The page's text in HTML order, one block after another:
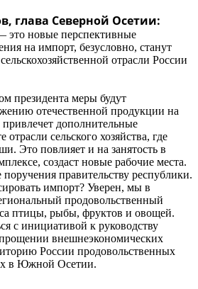
глава Северной Осетии:
новые перспективные
на импорт, безусловно, станут
отрасли России
президента меры будут
отечественной продукции на
дополнительные
отрасли сельского хозяйства, где
Это повлияет и на занятость в
создаст новые рабочие места.
правительству республики.
импорт? Уверен, мы в
продовольственный
птицы, рыбы, фруктов и овощей.
с инициативой к руководству
внешнеэкономических
России продовольственных
в Южной Осетии.